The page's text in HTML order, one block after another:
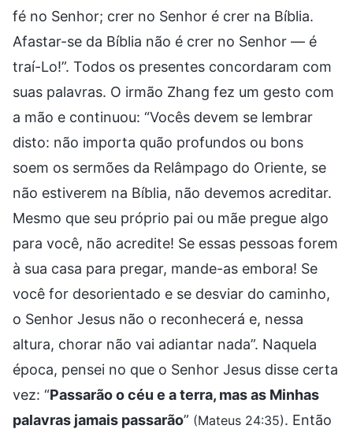
fé no Senhor; crer no Senhor é crer na Bíblia.
Afastar-se da Bíblia não é crer no Senhor — é
traí-Lo!”. Todos os presentes concordaram com
suas palavras. O irmão Zhang fez um gesto com
a mão e continuou: “Vocês devem se lembrar
disto: não importa quão profundos ou bons
soem os sermões da Relâmpago do Oriente, se
não estiverem na Bíblia, não devemos acreditar.
Mesmo que seu próprio pai ou mãe pregue algo
para você, não acredite! Se essas pessoas forem
à sua casa para pregar, mande-as embora! Se
você for desorientado e se desviar do caminho,
o Senhor Jesus não o reconhecerá e, nessa
altura, chorar não vai adiantar nada”. Naquela
época, pensei no que o Senhor Jesus disse certa
vez: “Passarão o céu e a terra, mas as Minhas
palavras jamais passarão” (Mateus 24:35). Então